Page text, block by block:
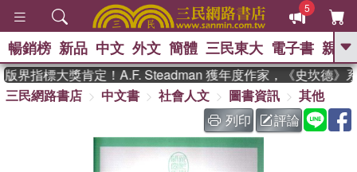
5
GO
熱搜： 東野圭吾 、 The Odyssey
、 如果歷史是一群喵 、 暑期
國際布克獎 臺灣漫遊錄 、 方
念華 、 台灣的李登輝時代
孩：黎曼猜想
暢銷榜 新品 中文 外文 簡體 三民東大 電子書 親子
界指標大獎肯定！A.F. Steadman 獲年度作家，《史坎德》系
三民網路書店
中文書 社會人文 圖書資訊
其他
列印
評論